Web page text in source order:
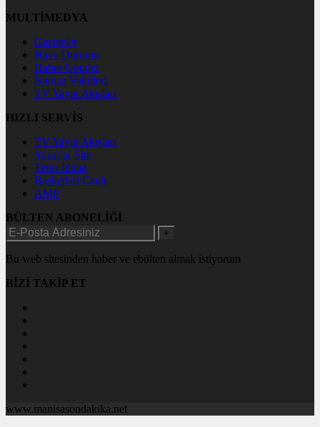
MULTİMEDYA
Gazeteler
Hava Durumu
Haber Gönder
Namaz Vakitleri
TV Yayın Akışları
HIZLI SERVİS
TV Yayın Akışları
Yazarlar Site
Tenis İddaa
Basketbol Canlı
AMP
BÜLTEN ABONELİĞİ
+
Bu web sitesinden haber ve ebülten almak istiyorum
BİZİ TAKİP ET
www.manisasondakika.net